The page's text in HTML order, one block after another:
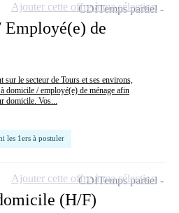
de
sur le secteur de Tours et ses environs,
domicile / employé(e) de ménage afin
domicile. Vos...
les 1ers à postuler
CDITemps partiel
Ajouter cette offre à ma sélection
(H/F)
CDITemps partiel
Ajouter cette offre à ma sélection